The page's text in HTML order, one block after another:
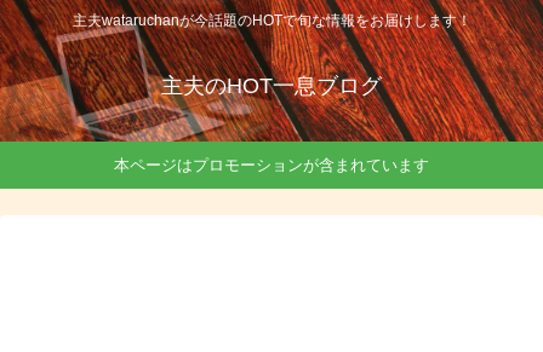
主夫wataruchanが今話題のHOTで旬な情報をお届けします！
主夫のHOT一息ブログ
本ページはプロモーションが含まれています